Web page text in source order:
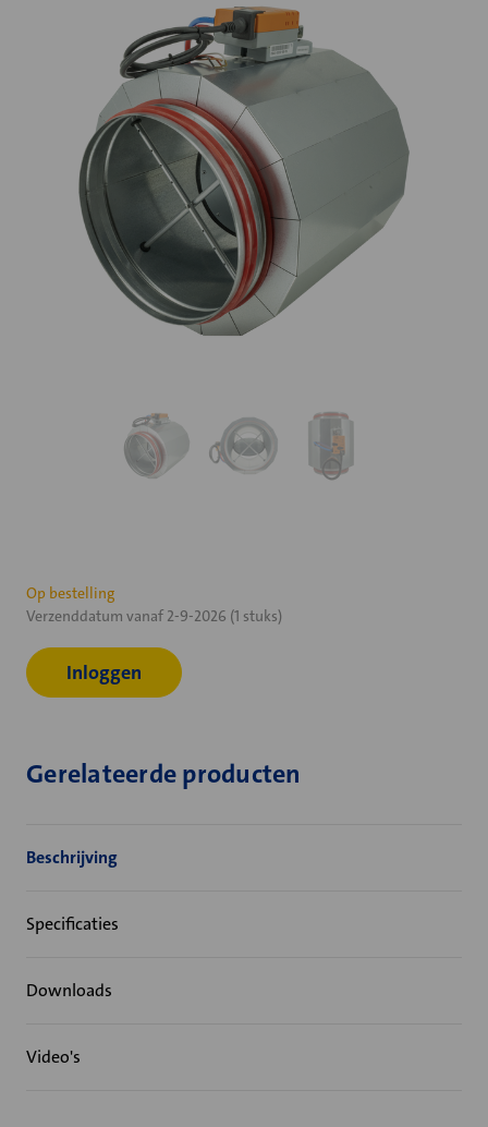
Huidige
voorraad:
Op bestelling
Verzenddatum vanaf 2-9-2026 (1 stuks)
Inloggen
Gerelateerde producten
Beschrijving
Specificaties
Downloads
Video's